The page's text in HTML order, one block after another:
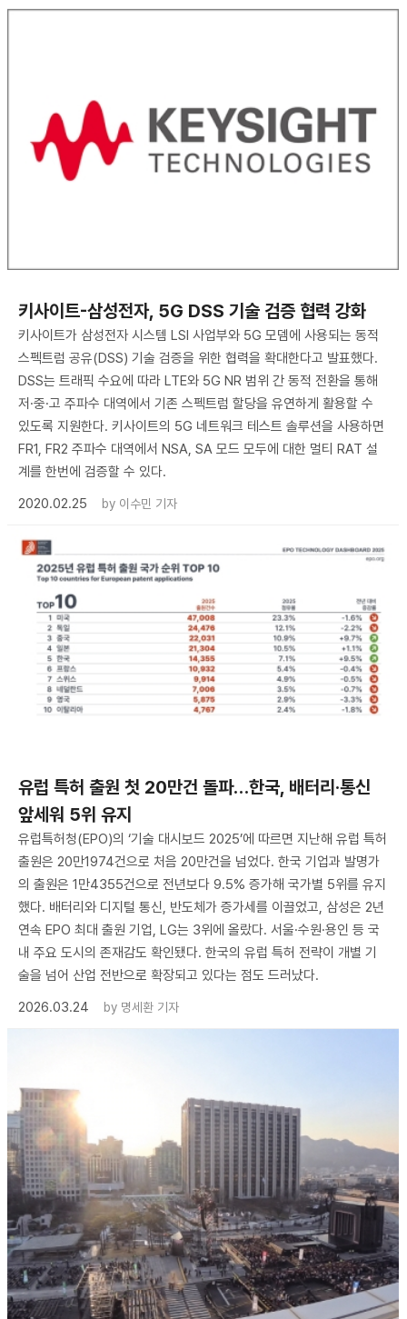
​키사이트-삼성전자, 5G DSS 기술 검증 협력 강화
키사이트가 삼성전자 시스템 LSI 사업부와 5G 모뎀에 사용되는 동적
스펙트럼 공유(DSS) 기술 검증을 위한 협력을 확대한다고 발표했다.
DSS는 트래픽 수요에 따라 LTE와 5G NR 범위 간 동적 전환을 통해
저·중·고 주파수 대역에서 기존 스펙트럼 할당을 유연하게 활용할 수
있도록 지원한다. 키사이트의 5G 네트워크 테스트 솔루션을 사용하면
FR1, FR2 주파수 대역에서 NSA, SA 모드 모두에 대한 멀티 RAT 설
계를 한번에 검증할 수 있다.
2020.02.25
by 이수민 기자
유럽 특허 출원 첫 20만건 돌파…한국, 배터리·통신
앞세워 5위 유지
유럽특허청(EPO)의 ‘기술 대시보드 2025’에 따르면 지난해 유럽 특허
출원은 20만1974건으로 처음 20만건을 넘었다. 한국 기업과 발명가
의 출원은 1만4355건으로 전년보다 9.5% 증가해 국가별 5위를 유지
했다. 배터리와 디지털 통신, 반도체가 증가세를 이끌었고, 삼성은 2년
연속 EPO 최대 출원 기업, LG는 3위에 올랐다. 서울·수원·용인 등 국
내 주요 도시의 존재감도 확인됐다. 한국의 유럽 특허 전략이 개별 기
술을 넘어 산업 전반으로 확장되고 있다는 점도 드러났다.
2026.03.24
by 명세환 기자